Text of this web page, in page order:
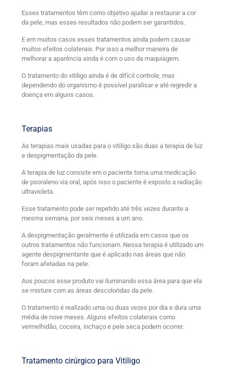
Esses tratamentos têm como objetivo ajudar a restaurar a cor
da pele, mas esses resultados não podem ser garantidos.
E em muitos casos esses tratamentos ainda podem causar
muitos efeitos colaterais. Por isso a melhor maneira de
melhorar a aparência ainda é com o uso da maquiagem.
O tratamento do vitiligo ainda é de difícil controle, mas
dependendo do organismo é possível paralisar e até regredir a
doença em alguns casos.
Terapias
As terapias mais usadas para o vitiligo são duas a terapia de luz
e despigmentação da pele.
A terapia de luz consiste em o paciente toma uma medicação
de psoraleno via oral, após isso o paciente é exposto a radiação
ultravioleta.
Esse tratamento pode ser repetido até três vezes durante a
mesma semana, por seis meses a um ano.
A despigmentação geralmente é utilizada em casos que os
outros tratamentos não funcionam. Nessa terapia é utilizado um
agente despigmentante que é aplicado nas áreas que não
foram afetadas na pele.
Aos poucos esse produto vai iluminando essa área para que ela
se misture com as áreas descoloridas da pele.
O tratamento é realizado uma ou duas vezes por dia e dura uma
média de nove meses. Alguns efeitos colaterais como
vermelhidão, coceira, inchaço e pele seca podem ocorrer.
Tratamento cirúrgico para Vitiligo